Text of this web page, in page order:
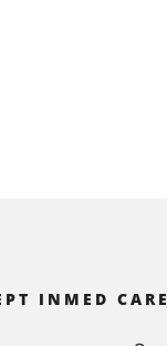
INMED CARE